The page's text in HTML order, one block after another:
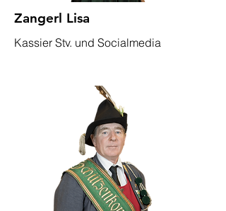
Zangerl Lisa
Kassier Stv. und Socialmedia